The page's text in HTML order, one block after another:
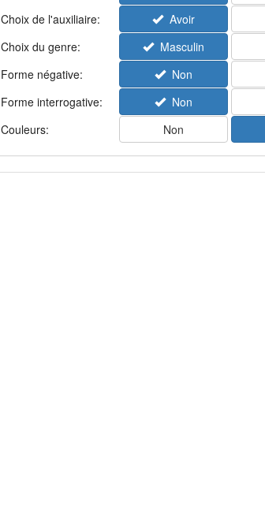
Choix de l'auxiliaire:
Avoir
Choix du genre:
Masculin
Forme négative:
Non
Forme interrogative:
Non
Couleurs:
Non